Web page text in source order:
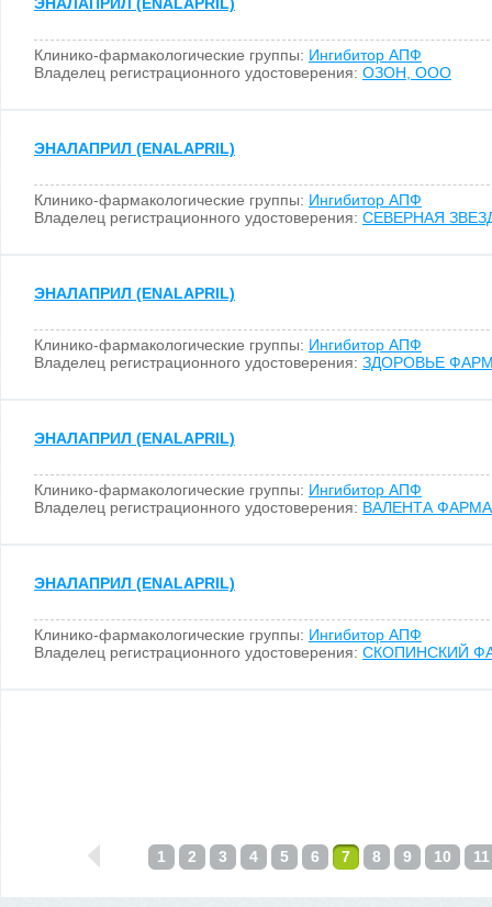
Клинико-фармакологические группы: Ингибитор АПФ
Владелец регистрационного удостоверения: ОЗОН, ООО
ЭНАЛАПРИЛ (ENALAPRIL)
Клинико-фармакологические группы: Ингибитор АПФ
Владелец регистрационного удостоверения: СЕВЕРНАЯ
ЭНАЛАПРИЛ (ENALAPRIL)
Клинико-фармакологические группы: Ингибитор АПФ
Владелец регистрационного удостоверения: ЗДОРОВЬЕ
ЭНАЛАПРИЛ (ENALAPRIL)
Клинико-фармакологические группы: Ингибитор АПФ
Владелец регистрационного удостоверения: ВАЛЕНТА
ЭНАЛАПРИЛ (ENALAPRIL)
Клинико-фармакологические группы: Ингибитор АПФ
Владелец регистрационного удостоверения: СКОПИНСКИЙ
1 2 3 4 5 6 7 8 9 10 11